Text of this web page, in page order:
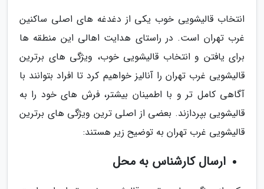
انتخاب قالیشویی خوب یکی از دغدغه های اصلی ساکنین
غرب تهران است. در راستای هدایت اهالی این منطقه ها
برای یافتن و انتخاب قالیشویی خوب، ویژگی های برترین
قالیشویی غرب تهران را آنالیز خواهیم کرد تا افراد بتوانند با
آگاهی کامل تر و با اطمینان بیشتر، فرش های خود را به
قالیشویی بپردازند. بعضی از اصلی ترین ویژگی های برترین
قالیشویی غرب تهران به توضیح زیر هستند:
ارسال کارشناس به محل